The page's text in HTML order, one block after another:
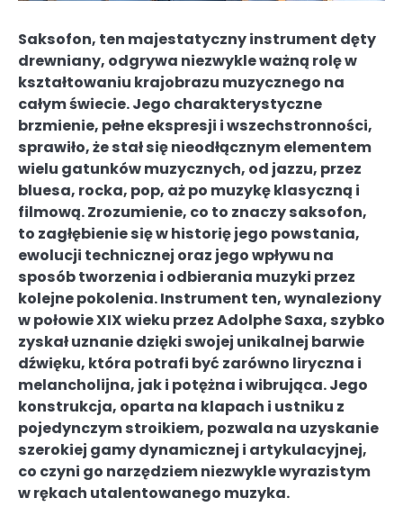
Saksofon, ten majestatyczny instrument dęty
drewniany, odgrywa niezwykle ważną rolę w
kształtowaniu krajobrazu muzycznego na
całym świecie. Jego charakterystyczne
brzmienie, pełne ekspresji i wszechstronności,
sprawiło, że stał się nieodłącznym elementem
wielu gatunków muzycznych, od jazzu, przez
bluesa, rocka, pop, aż po muzykę klasyczną i
filmową. Zrozumienie, co to znaczy saksofon,
to zagłębienie się w historię jego powstania,
ewolucji technicznej oraz jego wpływu na
sposób tworzenia i odbierania muzyki przez
kolejne pokolenia. Instrument ten, wynaleziony
w połowie XIX wieku przez Adolphe Saxa, szybko
zyskał uznanie dzięki swojej unikalnej barwie
dźwięku, która potrafi być zarówno liryczna i
melancholijna, jak i potężna i wibrująca. Jego
konstrukcja, oparta na klapach i ustniku z
pojedynczym stroikiem, pozwala na uzyskanie
szerokiej gamy dynamicznej i artykulacyjnej,
co czyni go narzędziem niezwykle wyrazistym
w rękach utalentowanego muzyka.